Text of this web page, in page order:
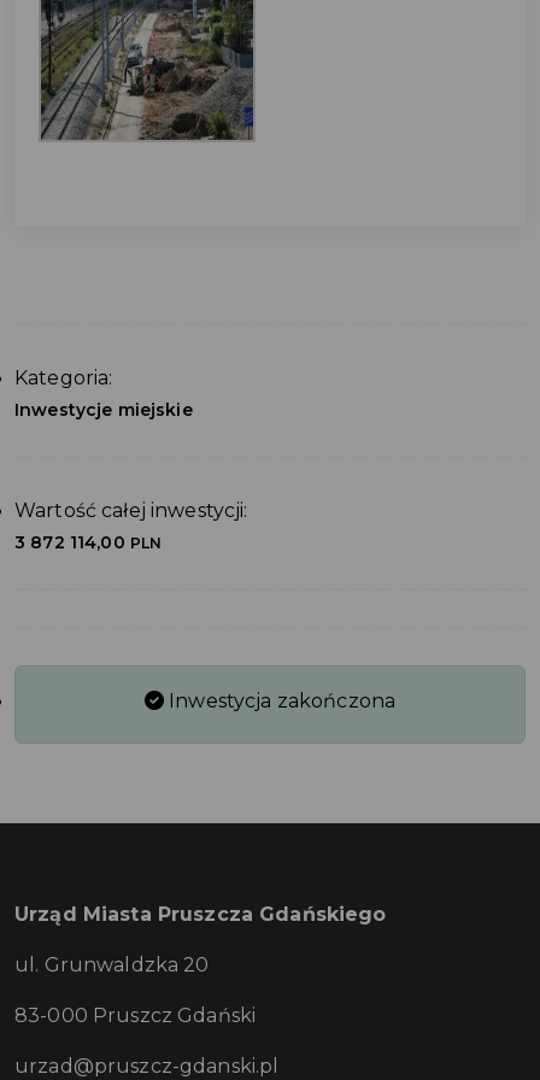
Kategoria:
Inwestycje miejskie
Wartość całej inwestycji:
3 872 114,00 PLN
Inwestycja zakończona
Urząd Miasta Pruszcza Gdańskiego
ul. Grunwaldzka 20
83-000 Pruszcz Gdański
urzad@pruszcz-gdanski.pl